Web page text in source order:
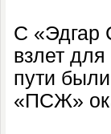
С «Эдгар
взлет
пути
«ПСЖ»